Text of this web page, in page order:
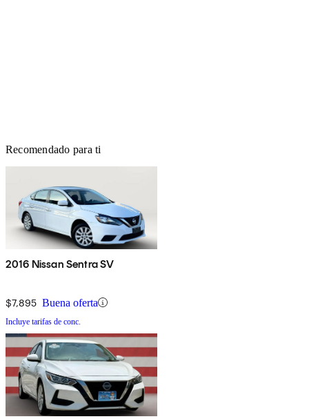
Recomendado para ti
2016 Nissan Sentra SV
$7,895 Buena oferta
Incluye tarifas de conc.